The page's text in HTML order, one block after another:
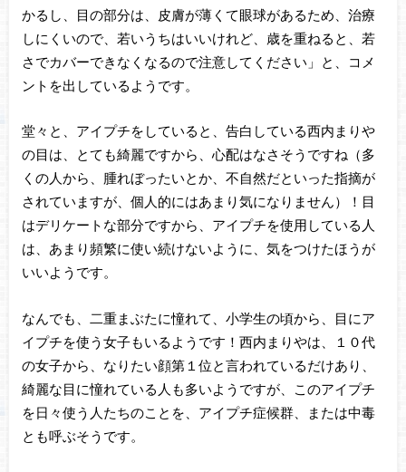
かるし、目の部分は、皮膚が薄くて眼球があるため、治療
しにくいので、若いうちはいいけれど、歳を重ねると、若
さでカバーできなくなるので注意してください」と、コメ
ントを出しているようです。
堂々と、アイプチをしていると、告白している西内まりや
の目は、とても綺麗ですから、心配はなさそうですね（多
くの人から、腫れぼったいとか、不自然だといった指摘が
されていますが、個人的にはあまり気になりません）！目
はデリケートな部分ですから、アイプチを使用している人
は、あまり頻繁に使い続けないように、気をつけたほうが
いいようです。
なんでも、二重まぶたに憧れて、小学生の頃から、目にア
イプチを使う女子もいるようです！西内まりやは、１０代
の女子から、なりたい顔第１位と言われているだけあり、
綺麗な目に憧れている人も多いようですが、このアイプチ
を日々使う人たちのことを、アイプチ症候群、または中毒
とも呼ぶそうです。